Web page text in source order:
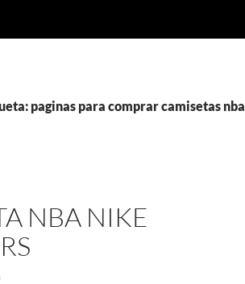
paginas para comprar camisetas nba
NBA NIKE